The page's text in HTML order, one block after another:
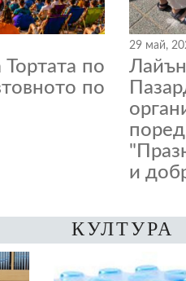
по
по
29 май,
и
КУЛТУРА